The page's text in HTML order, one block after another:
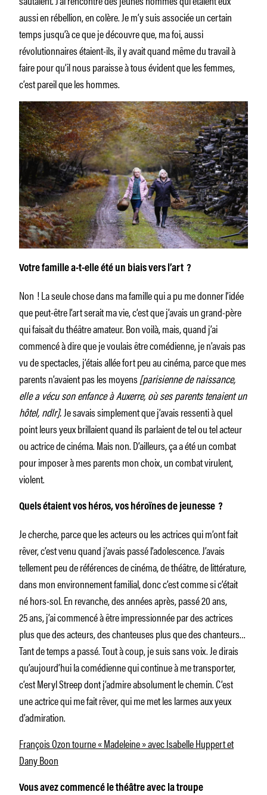
aussi en rébellion, en colère. Je m’y suis associée un certain
temps jusqu’à ce que je découvre que, ma foi, aussi
révolutionnaires étaient-ils, il y avait quand même du travail à
faire pour qu’il nous paraisse à tous évident que les femmes,
c’est pareil que les hommes.
Votre famille a-t-elle été un biais vers l’art ?
Non ! La seule chose dans ma famille qui a pu me donner l’idée
que peut-être l’art serait ma vie, c’est que j’avais un grand-père
qui faisait du théâtre amateur. Bon voilà, mais, quand j’ai
commencé à dire que je voulais être comédienne, je n’avais pas
vu de spectacles, j’étais allée fort peu au cinéma, parce que mes
parents n’avaient pas les moyens[parisienne de naissance,
elle a vécu son enfance à Auxerre, où ses parents tenaient un
hôtel, ndlr].Je savais simplement que j’avais ressenti à quel
point leurs yeux brillaient quand ils parlaient de tel ou tel acteur
ou actrice de cinéma. Mais non. D’ailleurs, ça a été un combat
pour imposer à mes parents mon choix, un combat virulent,
violent.
Quels étaient vos héros, vos héroïnes de jeunesse ?
Je cherche, parce que les acteurs ou les actrices qui m’ont fait
rêver, c’est venu quand j’avais passé l’adolescence. J’avais
tellement peu de références de cinéma, de théâtre, de littérature,
dans mon environnement familial, donc c’est comme si c’était
né hors-sol. En revanche, des années après, passé 20 ans,
25 ans, j’ai commencé à être impressionnée par des actrices
plus que des acteurs, des chanteuses plus que des chanteurs…
Tant de temps a passé. Tout à coup, je suis sans voix. Je dirais
qu’aujourd’hui la comédienne qui continue à me transporter,
c’est Meryl Streep dont j’admire absolument le chemin. C’est
une actrice qui me fait rêver, qui me met les larmes aux yeux
d’admiration.
François Ozon tourne « Madeleine » avec Isabelle Huppert et
Dany Boon
Vous avez commencé le théâtre avec la troupe